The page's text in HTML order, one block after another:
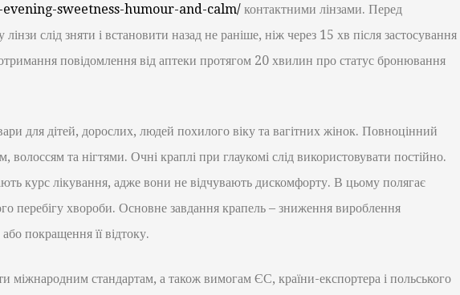
sweetness-humour-and-calm/ контактними лінзами. Перед
слід зняти і встановити назад не раніше, ніж через 15 хв після застосування
повідомлення від аптеки протягом 20 хвилин про статус бронювання
для дітей, дорослих, людей похилого віку та вагітних жінок. Повноцінний
волоссям та нігтями. Очні краплі при глаукомі слід використовувати постійно.
курс лікування, адже вони не відчувають дискомфорту. В цьому полягає
перебігу хвороби. Основне завдання крапель – зниження вироблення
покращення її відтоку.
міжнародним стандартам, а також вимогам ЄС, країни-експортера і польського